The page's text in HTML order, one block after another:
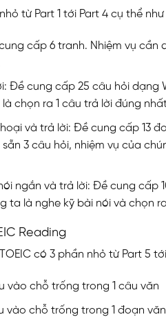
từ Part 1 tới Part 4 cụ thể như
cấp 6 tranh. Nhiệm vụ
Đề cung cấp 25 câu hỏi
chọn ra 1 câu trả lời đúng
và trả lời: Đề cung cấp 13
3 câu hỏi, nhiệm vụ của
ngắn và trả lời: Đề cung cấp
ta là nghe kỹ bài nói và chọn
Reading
có 3 phần nhỏ từ Part 5
vào chỗ trống trong 1 câu văn
vào chỗ trống trong 1 đoạn văn